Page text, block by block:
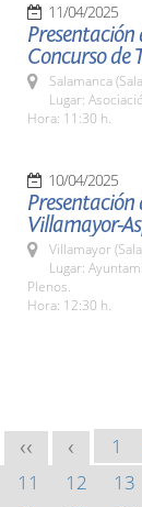
11/04/2025
Presentación
Concurso de
Salamanca
Lugar:
Hora: 11:30 h.
10/04/2025
Presentación
Villamayor-
Villamayor
Lugar:
Plenos.
Hora: 12:30 h.
<< < 1
11
12 13